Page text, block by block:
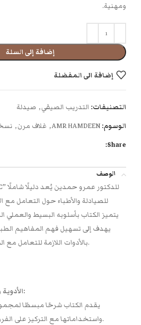
ومهنية.
إضافة إلى السلة
إضافة الى المفضلة
التصنيفات: التدريب الصيفي, صيدلة
الوسوم:AMR HAMDEEN
, غلاف مرن,
Share:
الوصف
للصيادلة والأطباء حول التعامل مع
يهدف إلى تسهيل فهم المفاهيم
بالأدوات اللازمة للتعامل مع المرضى بفعالية ومهنية.
الأدوية والمجموعات الدوائية:
يقدم الكتاب شرحًا مبسطًا
واستخداماتها مع التركيز على الفروق الدقيقة بين الأدوية.